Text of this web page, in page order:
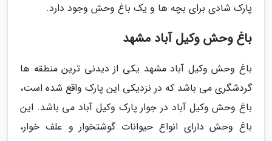
پارک شادی برای بچه ها و یک باغ وحش وجود دارد.
باغ وحش وکیل آباد مشهد
باغ وحش وکیل آباد مشهد یکی از دیدنی ترین منطقه ها
گردشگری می باشد که در نزدیکی این پارک واقع شده است،
باغ وحش وکیل آباد در جوار پارک وکیل آباد می باشد. این
باغ وحش دارای انواع حیوانات گوشتخوار و علف خوار،